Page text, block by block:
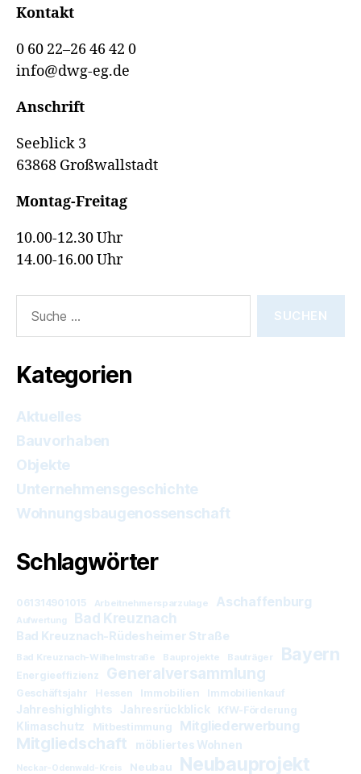
Kontakt
0 60 22–26 46 42 0
info@dwg-eg.de
Anschrift
Seeblick 3
63868 Großwallstadt
Montag-Freitag
10.00-12.30 Uhr
14.00-16.00 Uhr
nach:
Kategorien
Aktuelles
Bauvorhaben
Objekte
Unternehmensgeschichte
Wohnungsbaugenossenschaft
Schlagwörter
061314901015 Arbeitnehmersparzulage Aschaffenburg
Aufwertung Bad Kreuznach
Bad Kreuznach-Rüdesheimer Straße
Bad Kreuznach-Wilhelmstraße Bauprojekte Bauträger Bayern
Energieeffizienz Generalversammlung
Geschäftsjahr Hessen Immobilien Immobilienkauf
Jahreshighlights Jahresrückblick KfW-Förderung
Klimaschutz Mitbestimmung Mitgliederwerbung
Mitgliedschaft möbliertes Wohnen
Neckar-Odenwald-Kreis Neubau Neubauprojekt